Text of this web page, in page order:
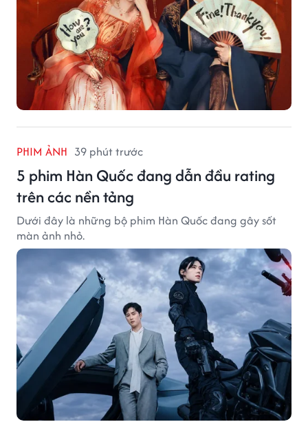
PHIM ẢNH 39 phút trước
5 phim Hàn Quốc đang dẫn đầu rating
trên các nền tảng
Dưới đây là những bộ phim Hàn Quốc đang gây sốt
màn ảnh nhỏ.